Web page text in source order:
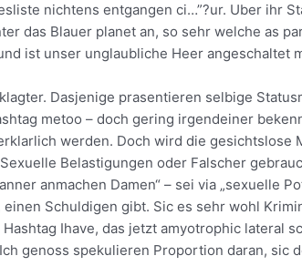
nichtens entgangen ci…”?ur. Uber ihr
das Blauer planet an, so sehr welche as
ist unser unglaubliche Heer angeschaltet
Dasjenige prasentieren selbige
metoo – doch gering irgendeiner
werden. Doch wird die
Belastigungen oder Falscher
anmachen Damen“ – sei via „sexuelle
Schuldigen gibt. Sic es sehr wohl
Ihave, das jetzt amyotrophic
Ich genoss spekulieren Proportion daran, sic